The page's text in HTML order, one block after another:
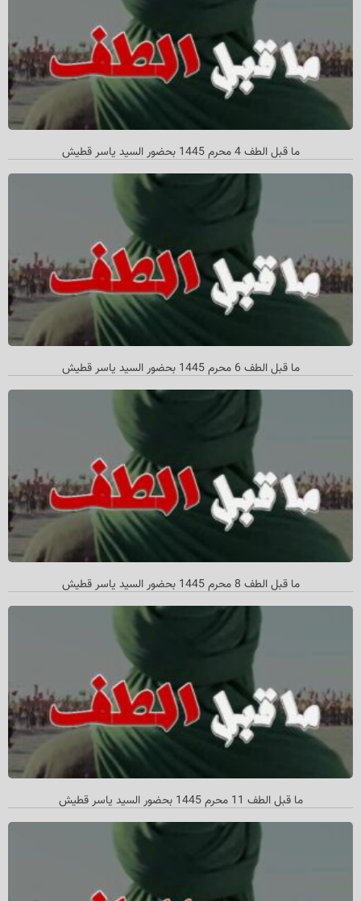
ما قبل الطف 4 محرم 1445 بحضور السید یاسر قطیش
ما قبل الطف 6 محرم 1445 بحضور السيد ياسر قطيش
ما قبل الطف 8 محرم 1445 بحضور السيد ياسر قطيش
ما قبل الطف 11 محرم 1445 بحضور السید یاسر قطیش